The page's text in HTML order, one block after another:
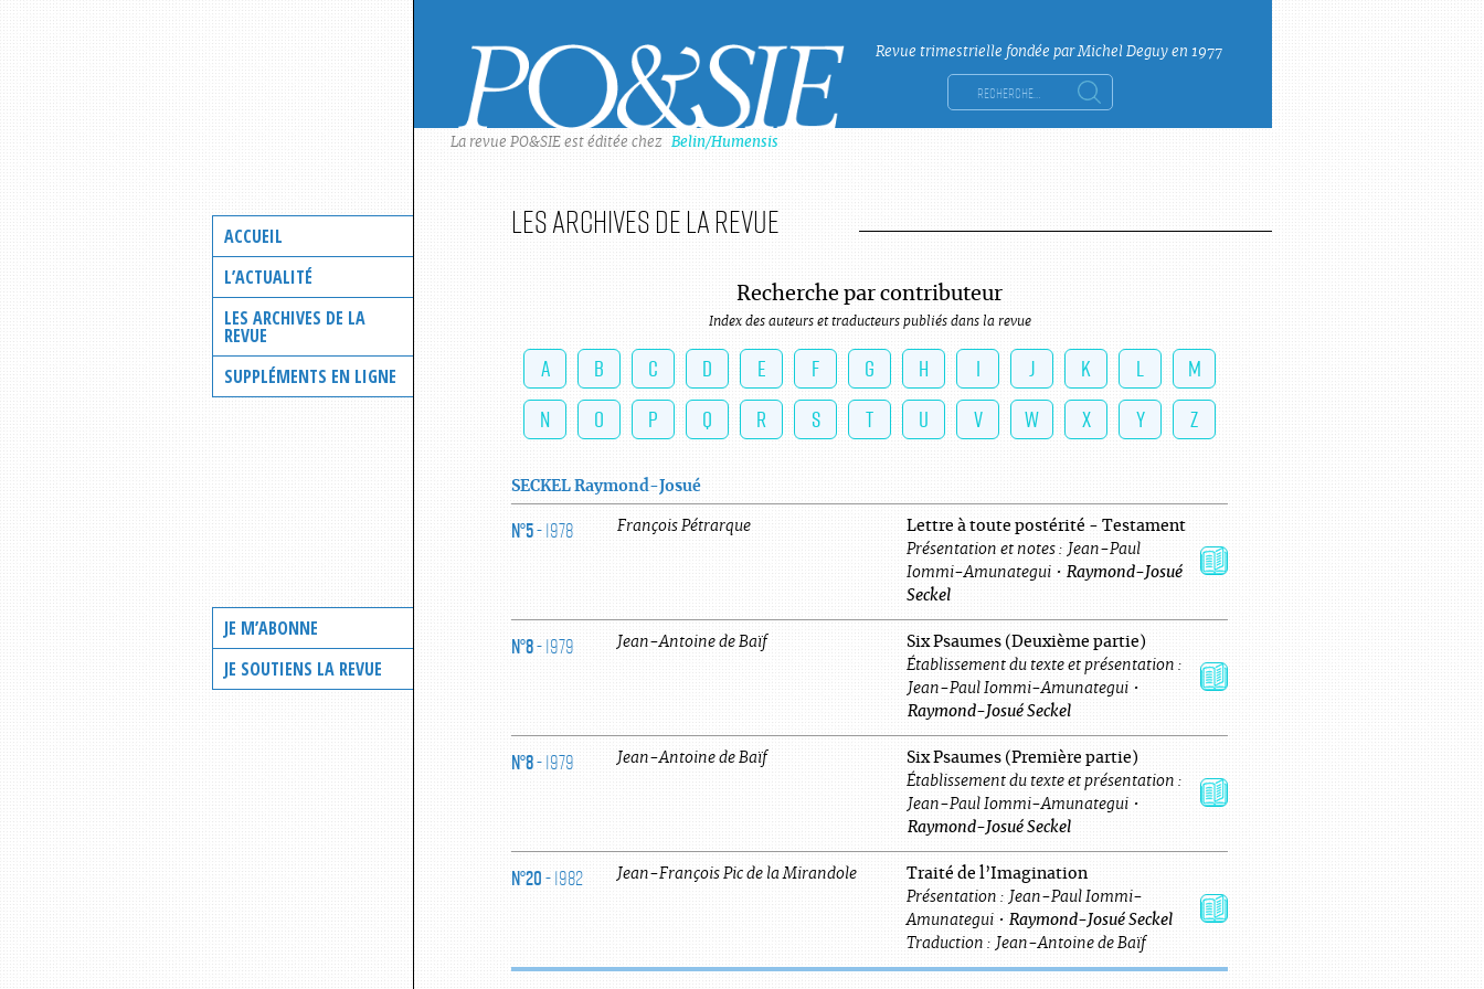
ACCUEIL
L’ACTUALITÉ
LES ARCHIVES DE LA
REVUE
SUPPLÉMENTS EN LIGNE
JE M’ABONNE
JE SOUTIENS LA REVUE
Revue trimestrielle fondée par Michel Deguy en 1977
Rechercher :
La revue PO&SIE est éditée chez Belin/Humensis
Les archives de la revue
Recherche par contributeur
Index des auteurs et traducteurs publiés dans la revue
A B C D E F G H I J K L
M
N
O P Q R S T U V W X Y Z
SECKEL Raymond-Josué
N°5- 1978 François Pétrarque
Lettre à toute postérité - Testament
Présentation et notes : Jean-Paul
Iommi-Amunategui • Raymond-Josué
Seckel
N°8- 1979 Jean-Antoine de Baïf
Six Psaumes (Deuxième partie)
Établissement du texte et présentation :
Jean-Paul Iommi-Amunategui •
Raymond-Josué Seckel
N°8- 1979 Jean-Antoine de Baïf
Six Psaumes (Première partie)
Établissement du texte et présentation :
Jean-Paul Iommi-Amunategui •
Raymond-Josué Seckel
N°20- 1982 Jean-François Pic de la Mirandole
Traité de l’Imagination
Présentation : Jean-Paul Iommi-
Amunategui • Raymond-Josué Seckel
Traduction : Jean-Antoine de Baïf